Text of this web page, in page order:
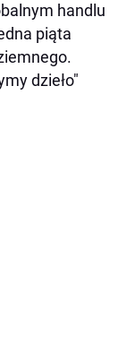
handlu
piąta
dzieło"